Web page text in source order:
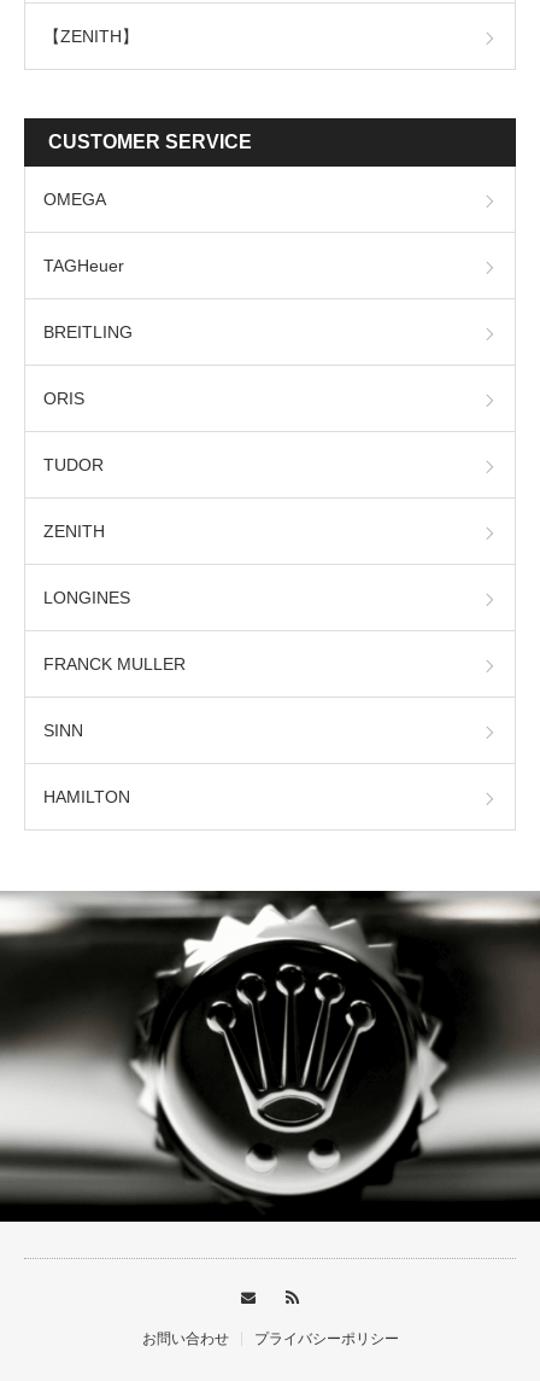
【ZENITH】
CUSTOMER SERVICE
OMEGA
TAGHeuer
BREITLING
ORIS
TUDOR
ZENITH
LONGINES
FRANCK MULLER
SINN
HAMILTON
お問い合わせ プライバシーポリシー